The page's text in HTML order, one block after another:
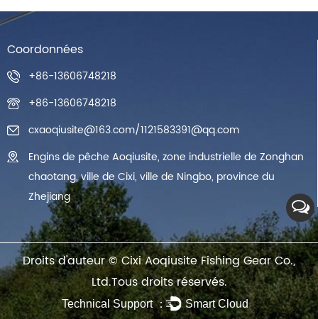
Coordonnées
+86-13606748218
+86-13606748218
cxaoqiusite@163.com/1121583391@qq.com
Engins de pêche Aoqiusite, zone industrielle de Zonghan
chaotang, ville de Cixi, ville de Ningbo, province du
Zhejiang
Droits d'auteur ©Cixi Aoqiusite Fishing Gear Co.,
Ltd.Tous droits réservés.
Technical Support ： Smart Cloud